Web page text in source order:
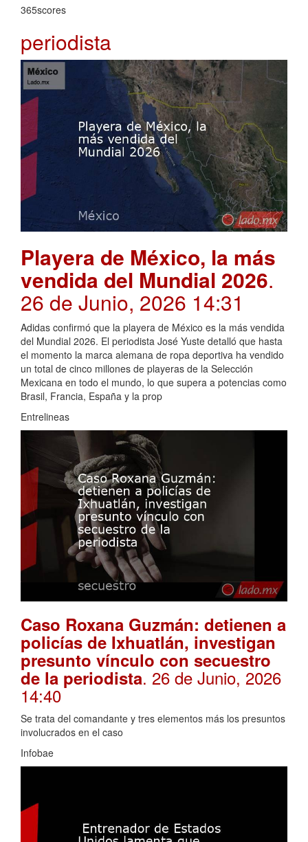
365scores
periodista
Playera de México, la más
vendida del Mundial 2026.
26 de Junio, 2026 14:31
Adidas confirmó que la playera de México es la más vendida
del Mundial 2026. El periodista José Yuste detalló que hasta
el momento la marca alemana de ropa deportiva ha vendido
un total de cinco millones de playeras de la Selección
Mexicana en todo el mundo, lo que supera a potencias como
Brasil, Francia, España y la prop
Entrelineas
Caso Roxana Guzmán: detienen a
policías de Ixhuatlán, investigan
presunto vínculo con secuestro
de la periodista. 26 de Junio, 2026
14:40
Se trata del comandante y tres elementos más los presuntos
involucrados en el caso
Infobae